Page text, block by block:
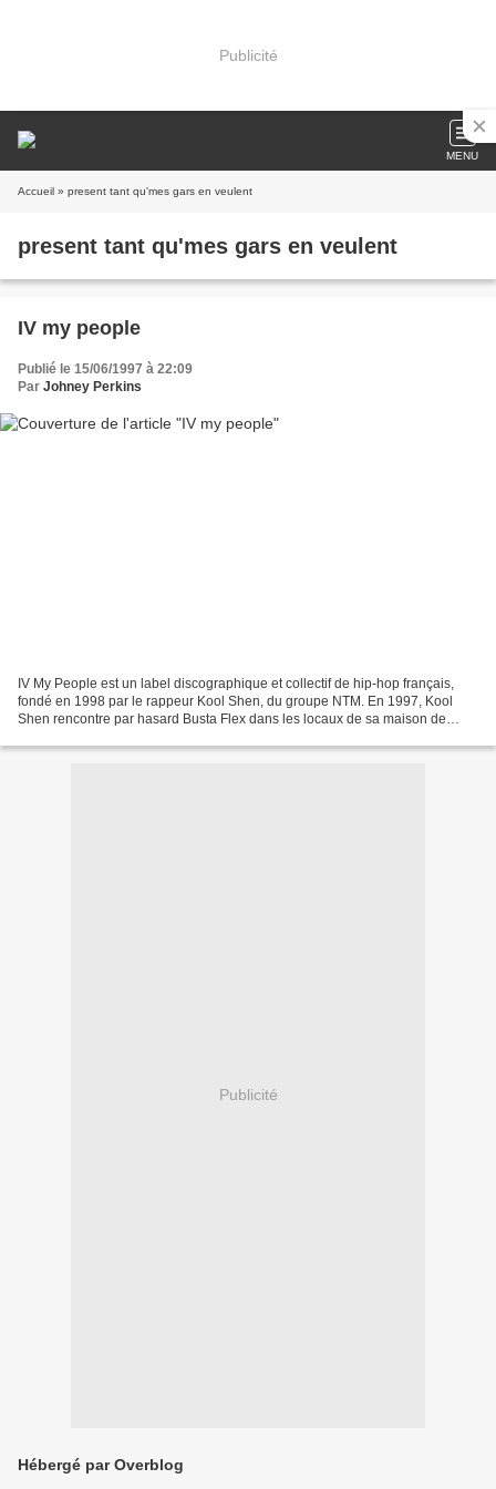
Publicité
MENU
Accueil » present tant qu'mes gars en veulent
present tant qu'mes gars en veulent
IV my people
Publié le 15/06/1997 à 22:09
Par Johney Perkins
IV My People est un label discographique et collectif de hip-hop français,
fondé en 1998 par le rappeur Kool Shen, du groupe NTM. En 1997, Kool
Shen rencontre par hasard Busta Flex dans les locaux de sa maison de
Publicité
Hébergé par Overblog